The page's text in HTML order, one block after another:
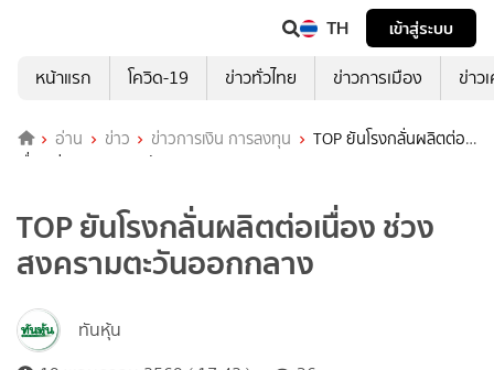
TH
เข้าสู่ระบบ
หน้าแรก
โควิด-19 ข่าวทั่วไทย ข่าวการเมือง ข่าว
อ่าน ข่าว ข่าวการเงิน การลงทุน
TOP ยันโรงกลั่นผลิตต่อ
เนื่อง ช่วงสงครามตะวันออกกลาง
TOP ยันโรงกลั่นผลิตต่อเนื่อง ช่วง
สงครามตะวันออกกลาง
ทันหุ้น